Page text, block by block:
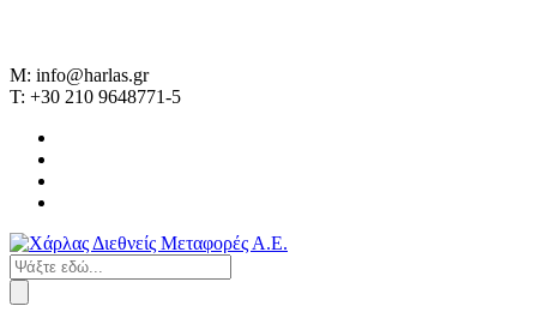
M: info@harlas.gr
T: +30 210 9648771-5